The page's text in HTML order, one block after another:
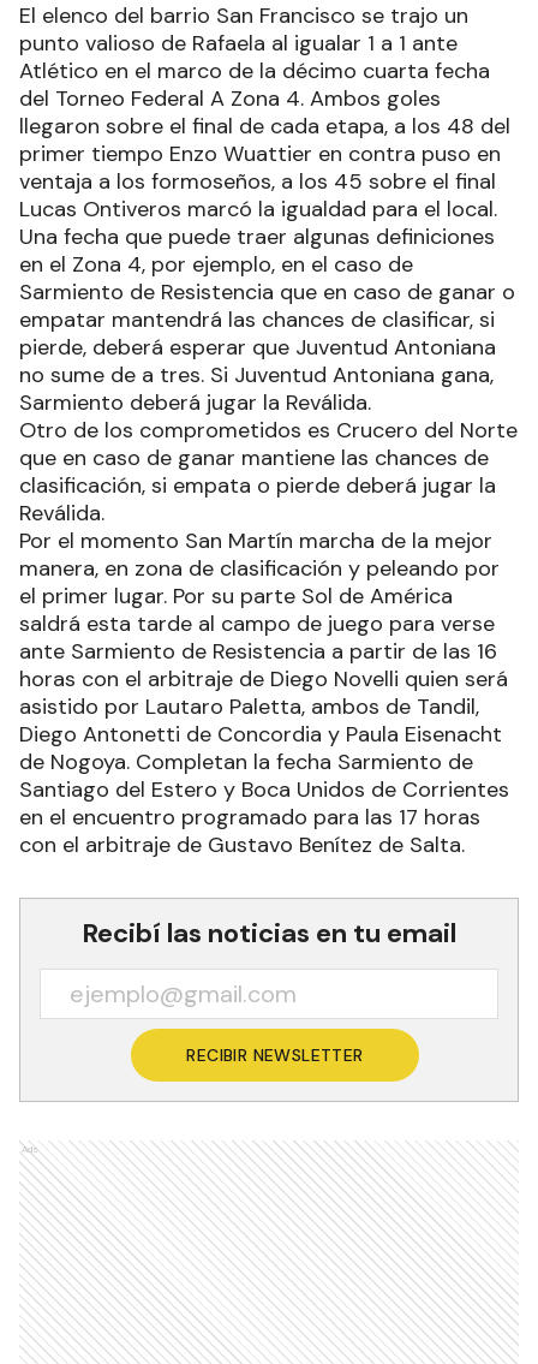
El elenco del barrio San Francisco se trajo un
punto valioso de Rafaela al igualar 1 a 1 ante
Atlético en el marco de la décimo cuarta fecha
del Torneo Federal A Zona 4. Ambos goles
llegaron sobre el final de cada etapa, a los 48 del
primer tiempo Enzo Wuattier en contra puso en
ventaja a los formoseños, a los 45 sobre el final
Lucas Ontiveros marcó la igualdad para el local.
Una fecha que puede traer algunas definiciones
en el Zona 4, por ejemplo, en el caso de
Sarmiento de Resistencia que en caso de ganar o
empatar mantendrá las chances de clasificar, si
pierde, deberá esperar que Juventud Antoniana
no sume de a tres. Si Juventud Antoniana gana,
Sarmiento deberá jugar la Reválida.
Otro de los comprometidos es Crucero del Norte
que en caso de ganar mantiene las chances de
clasificación, si empata o pierde deberá jugar la
Reválida.
Por el momento San Martín marcha de la mejor
manera, en zona de clasificación y peleando por
el primer lugar. Por su parte Sol de América
saldrá esta tarde al campo de juego para verse
ante Sarmiento de Resistencia a partir de las 16
horas con el arbitraje de Diego Novelli quien será
asistido por Lautaro Paletta, ambos de Tandil,
Diego Antonetti de Concordia y Paula Eisenacht
de Nogoya. Completan la fecha Sarmiento de
Santiago del Estero y Boca Unidos de Corrientes
en el encuentro programado para las 17 horas
con el arbitraje de Gustavo Benítez de Salta.
Recibí las noticias en tu email
RECIBIR NEWSLETTER
Ads